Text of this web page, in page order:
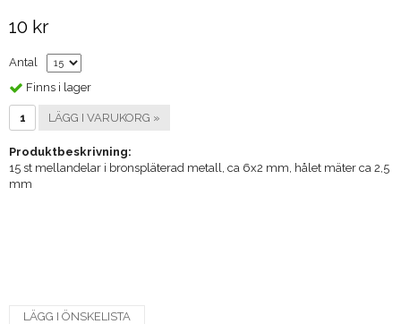
10 kr
Antal
Finns i lager
LÄGG I VARUKORG »
Produktbeskrivning:
15 st mellandelar i bronspläterad metall, ca 6x2 mm, hålet mäter ca 2,5
mm
LÄGG I ÖNSKELISTA